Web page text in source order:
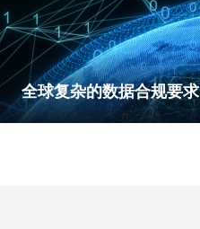
全球复杂的数据合规要求